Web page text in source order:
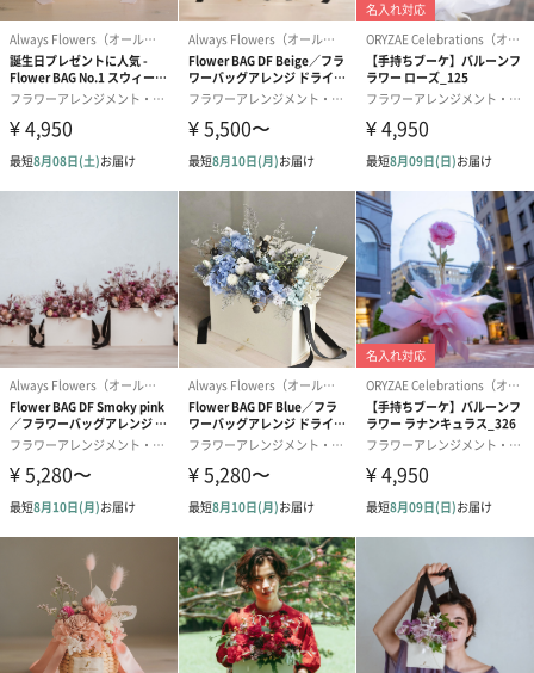
商品オプション情報
メッセージカード
無地（0円） D-1（0円） D-2（0円）
紙袋
あり（275円）